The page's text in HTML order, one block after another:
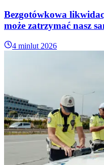
Bezgotówkowa
może zatrzymać nasz
4 minlut 2026